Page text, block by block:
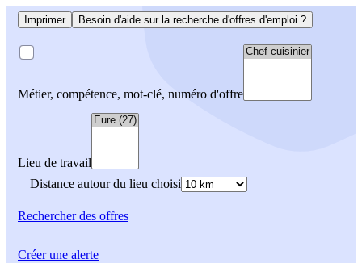
Imprimer Besoin d'aide sur la recherche d'offres d'emploi ?
Métier, compétence, mot-clé, numéro d'offre
Lieu de travail
Distance autour du lieu choisi
Rechercherdes offres
Créer une alerte